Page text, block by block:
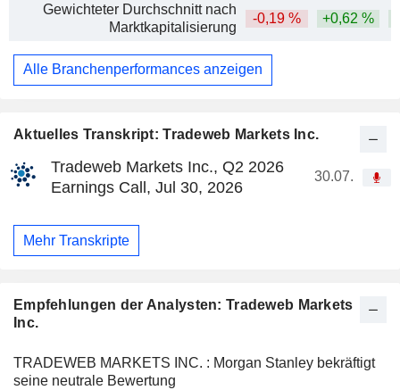
Aktuelles Transkript: Tradeweb Markets Inc.
Tradeweb Markets Inc., Q2 2026
Earnings Call, Jul 30, 2026
30.07.
Mehr Transkripte
Empfehlungen der Analysten: Tradeweb Markets
Inc.
TRADEWEB MARKETS INC. : Morgan Stanley bekräftigt
seine neutrale Bewertung
Gewichteter Durchschnitt nach
Marktkapitalisierung
-0,19 % +0,62 %
Alle Branchenperformances anzeigen